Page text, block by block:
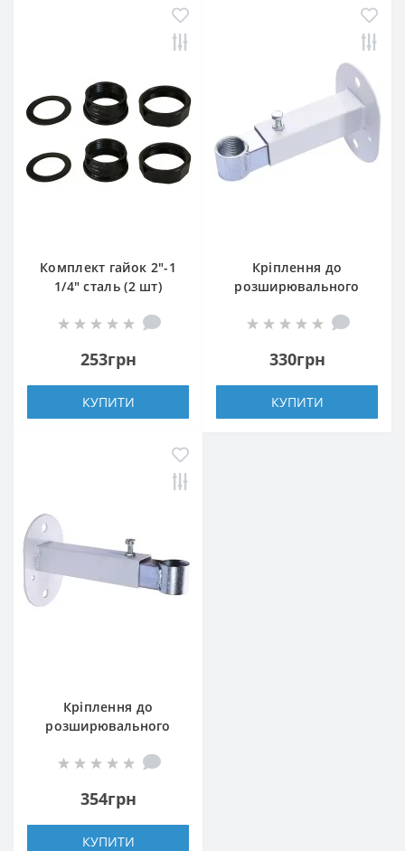
Комплект гайок 2″-1
1/4″ сталь (2 шт)
253грн
КУПИТИ
Кріплення до
розширювального
до 25л), регул., бiла
330грн
КУПИТИ
Кріплення до
розширювального
до 35л), регул., бiла
354грн
КУПИТИ